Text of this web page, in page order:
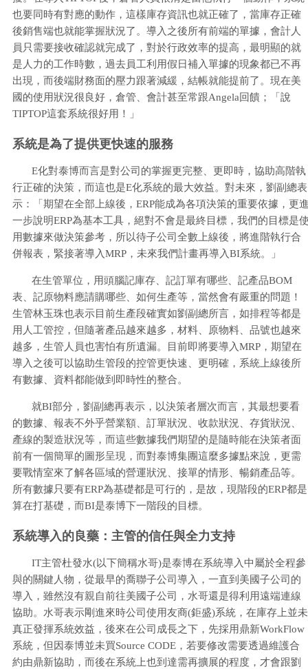
也要同時有對應的動作，這樣庫存資訊也就正確了，當庫存正確
後銷售端也就能掌握狀況了。導入之後所有前端的單據，會計人
員只需要接收確認就完成了，對於行政效率的提高，最明顯的就
是人力的工作時數，過去員工利用假日補入單據的現象都已不再
出現，而後端財務面的壓力跟著減緩，結帳就能提前了。現在美
國的使用狀況很良好，倉管、會計甚至常跟Angela回饋；「說
TIPTOP這套系統很好用！」
系統是為了提供更快速的服務
E化對泰博而言是對公司的掌握更完整、更即時，協助高階執
行正確的決策，而這也是E化系統的最大效益。對未來，劉副總表
示：「期望在全部上線後，ERP能成為各項決策的重要依據，更
一步說明ERP為基本工具，絕對不會是最終目標，我們的目標是
用數據來做決策參考，所以待子公司全數上線後，將進階執行合
併報表，緊接著導入MRP，未來我們計畫再導入BI系統。」
在生管單位，用頭腦記庫存、記訂單有哪些、記產品BOM
表、記原物料應請購哪些、如何生產等，當然會有嚴重的問題！
生管林玉珠也表示目前生產段確實如劉副總所言，如排程等都是
用人工管控，但隨著產品越來越多，材料、原物料、品號也越來
越多，生管人員也害怕有所遺漏。目前即將要導入MRP，期望在
導入之後可以協助生管段的控管更快速、更明確，系統上線後所
有數據、資料都能做到即時性的整合。
就BI部分，劉副總再表示，以決策者層次而言，其最想要看
的數據、報表不外乎營業額、訂單狀況、收款狀況、存貨狀況、
產線的製造狀況等，而這些數據我們期望的是隨時能在決策者面
前有一個簡單的圖形呈現，而對泰博集團這麼多據點來說，更需
要戰情室來了解各區域的營運狀況、接單的情形、暢銷產品等。
所有數據只要有ERP為基礎都是可行的，是故，現階段的ERP都是
算在打基礎，而BI是泰博下一階段的目標。
系統導入的良藥：主管的信任與全力支持
IT主管杜發水(以下簡稱水哥)是泰博在系統導入中屬於全程參
與的關鍵人物，從最早的喬聯子公司導入，一直到美國子公司的
導入，雖然沒有親自前往美國子公司，水哥還是得利用遠端連線
協助。水哥表示剛進來時公司使用友商(鉅盛)系統，在庫存上並未
真正發揮系統效益，後來在公司成長之下，先採用鼎新WorkFlow
系統，但因泰博並未買Source CODE，若要修改需要透過維護合
約由鼎新協助，而後在系統上也到達需再擴展的程度，才會跟劉